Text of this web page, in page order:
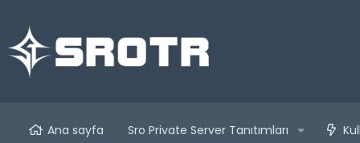
Ana sayfa Sro Private Server Tanıtımları